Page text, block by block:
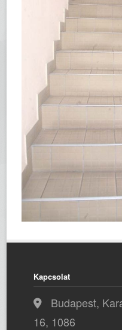
Kapcsolat
Budapest,
16, 1086